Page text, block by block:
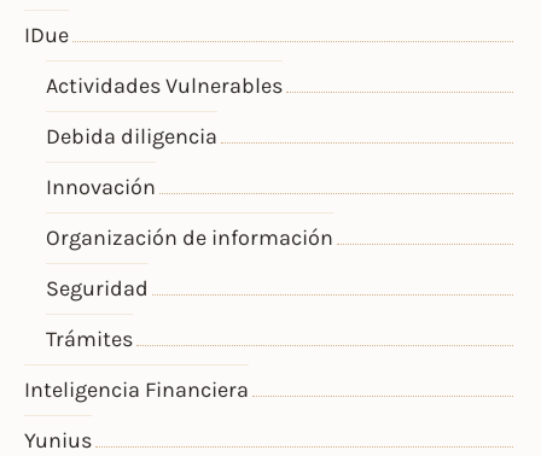
IDue
Actividades Vulnerables
Debida diligencia
Innovación
Organización de información
Seguridad
Trámites
Inteligencia Financiera
Yunius